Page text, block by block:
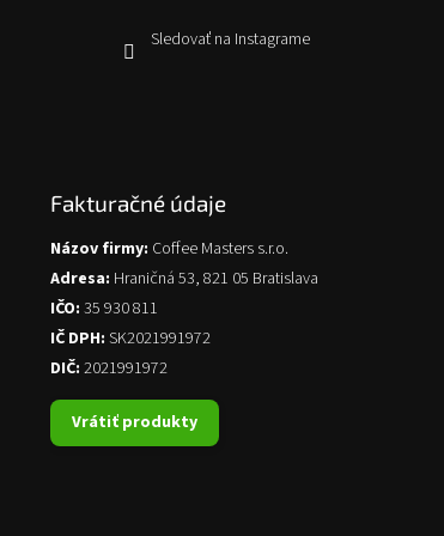
Sledovať na Instagrame
Fakturačné údaje
Názov firmy: Coffee Masters s.r.o.
Adresa: Hraničná 53, 821 05 Bratislava
IČO: 35 930 811
IČ DPH: SK2021991972
DIČ: 2021991972
Vrátiť produkty